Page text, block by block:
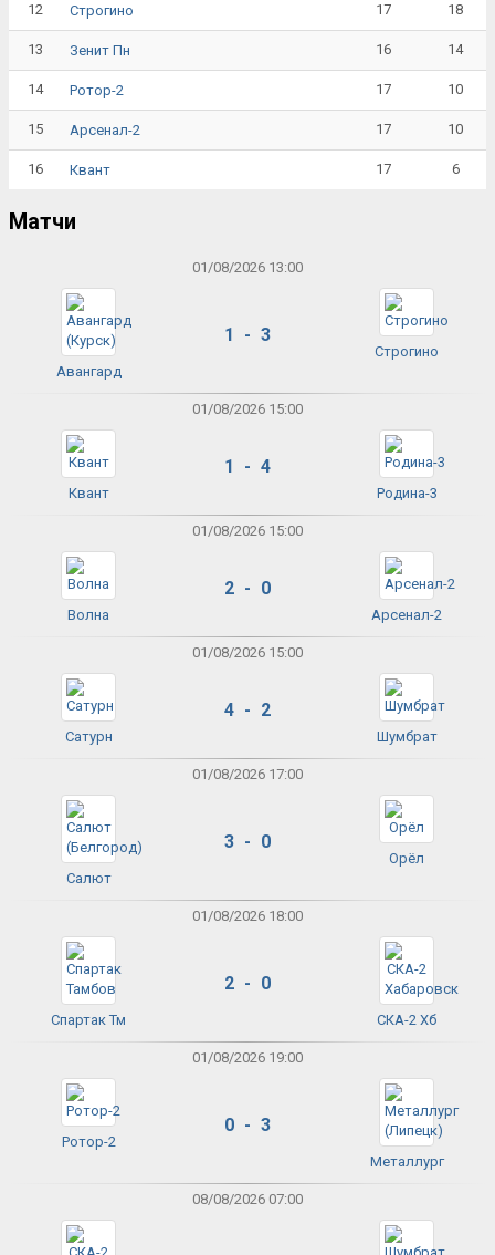
12 Строгино 17 18
13 Зенит Пн 16 14
14 Ротор-2 17 10
15 Арсенал-2 17 10
16 Квант 17 6
Матчи
01/08/2026 13:00
Авангард
1 - 3
Строгино
01/08/2026 15:00
Квант
1 - 4
Родина-3
01/08/2026 15:00
Волна
2 - 0
Арсенал-2
01/08/2026 15:00
Сатурн
4 - 2
Шумбрат
01/08/2026 17:00
Салют
3 - 0
Орёл
01/08/2026 18:00
Спартак Тм
2 - 0
СКА-2 Хб
01/08/2026 19:00
Ротор-2
0 - 3
Металлург
08/08/2026 07:00